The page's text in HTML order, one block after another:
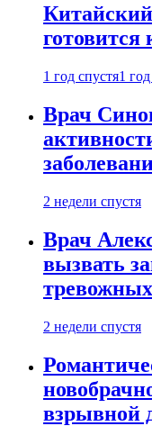
готовится
1 год спустя1
Врач
2 недели спустя
Врач
вызвать
2 недели спустя
взрывной